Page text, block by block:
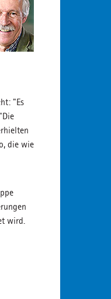
"Es
die wie
wird.